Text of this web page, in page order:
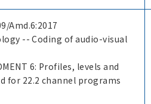
Amd.6:2017
-- Coding of audio-visual
6: Profiles, levels and
for 22.2 channel programs